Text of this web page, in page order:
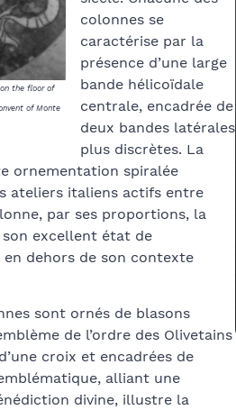
the floor of
of Monte
colonnes se
caractérise par la
présence d’une large
bande hélicoïdale
centrale, encadrée de
deux bandes latérales
plus discrètes. La
ornementation spiralée
ateliers italiens actifs entre
par ses proportions, la
excellent état de
dehors de son contexte
sont ornés de blasons
de l’ordre des Olivetains
croix et encadrées de
alliant une
divine, illustre la